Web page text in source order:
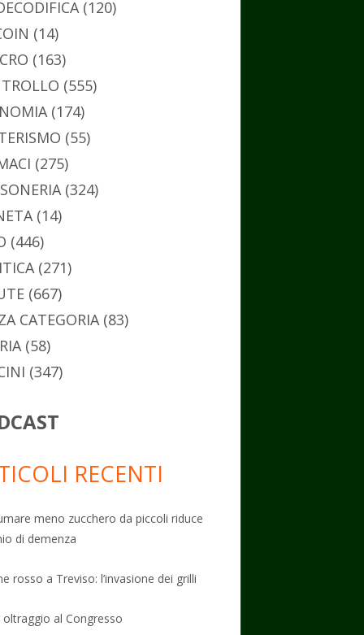
(120)
(14)
(163)
(555)
(174)
(55)
(275)
(324)
(14)
(446)
(271)
(667)
CATEGORIA(83)
(58)
(347)
RECENTI
meno zucchero da piccoli riduce
di demenza
rosso a Treviso: l’invasione dei grilli
oltraggio al Congresso